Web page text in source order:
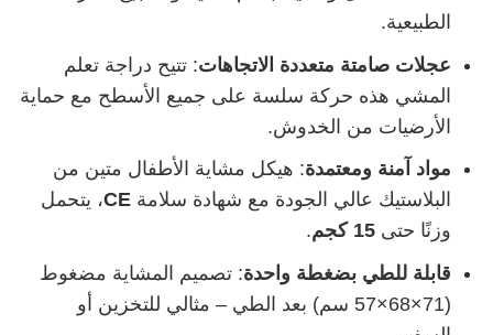
الطبيعية.
عجلات صامتة متعددة الاتجاهات: تتيح دراجة تعلم
المشي هذه حركة سلسة على جميع الأسطح مع حماية
الأرضيات من الخدوش.
مواد آمنة ومعتمدة: هيكل مشاية الأطفال متين من
البلاستيك عالي الجودة مع شهادة سلامةCE، يتحمل
وزنًا حتى15 كجم.
قابلة للطي بضغطة واحدة: تصميم المشاية مضغوط
(71×68×57 سم) بعد الطي – مثالي للتخزين أو